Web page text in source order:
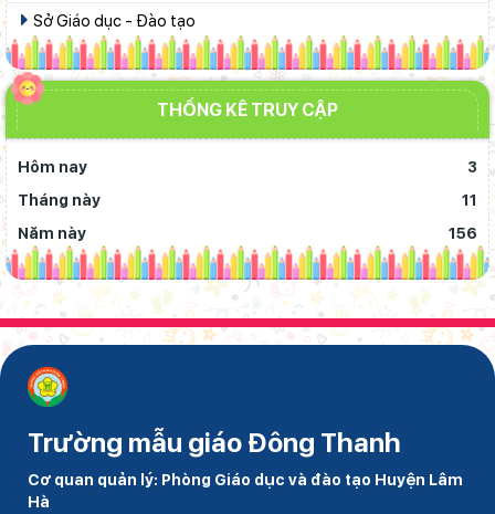
Sở Giáo dục - Đào tạo
THỐNG KÊ TRUY CẬP
Hôm nay
3
Tháng này
11
Năm này
156
Trường mẫu giáo Đông Thanh
Cơ quan quản lý: Phòng Giáo dục và đào tạo Huyện Lâm
Hà